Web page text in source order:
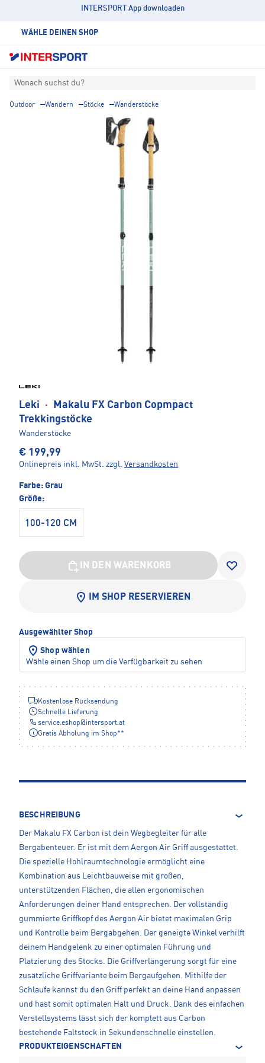
INTERSPORT App downloaden
WÄHLE DEINEN SHOP
Wonach suchst du?
Outdoor Wandern Stöcke Wanderstöcke
Leki ·
Makalu FX Carbon Copmpact
Trekkingstöcke
Wanderstöcke
€ 199,99
Onlinepreis inkl. MwSt. zzgl. Versandkosten
Farbe: Grau
Größe:
100-120 CM
IN DEN WARENKORB
IM SHOP RESERVIEREN
Ausgewählter Shop
Shop wählen
Wähle einen Shop um die Verfügbarkeit zu sehen
Kostenlose Rücksendung
Schnelle Lieferung
service.eshop@intersport.at
Gratis Abholung im Shop**
BESCHREIBUNG
Der Makalu FX Carbon ist dein Wegbegleiter für alle
Bergabenteuer. Er ist mit dem Aergon Air Griff ausgestattet.
Die spezielle Hohlraumtechnologie ermöglicht eine
Kombination aus Leichtbauweise mit großen,
unterstützenden Flächen, die allen ergonomischen
Anforderungen deiner Hand entsprechen. Der vollständig
gummierte Griffkopf des Aergon Air bietet maximalen Grip
und Kontrolle beim Bergabgehen. Der geneigte Winkel verhilft
deinem Handgelenk zu einer optimalen Führung und
Platzierung des Stocks. Die Griffverlängerung sorgt für eine
zusätzliche Griffvariante beim Bergaufgehen. Mithilfe der
Schlaufe kannst du den Griff perfekt an deine Hand anpassen
und hast somit optimalen Halt und Druck. Dank des einfachen
Verstellsystems lässt sich der komplett aus Carbon
bestehende Faltstock in Sekundenschnelle einstellen.
PRODUKTEIGENSCHAFTEN